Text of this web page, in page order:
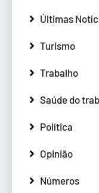
Últimas
Turismo
Trabalho
Saúde do
Política
Opinião
Números